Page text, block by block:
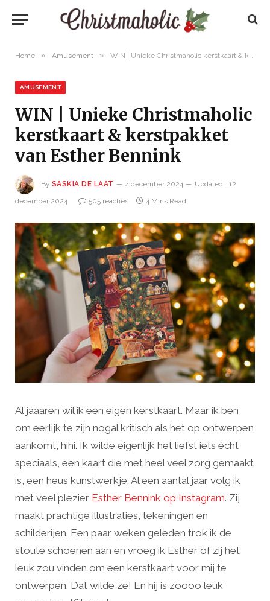
Home » Amusement » WIN | Unieke Christmaholic kerstkaart & kerstpakket van Esther Bennink
AMUSEMENT
WIN | Unieke Christmaholic
kerstkaart & kerstpakket
van Esther Bennink
By SASKIA DE LAAT 4 december 2024 Updated: 12
december 2024
505 reacties 4 Mins Read
Al jáaaren wil ik een eigen kerstkaart. Maar ik ben
om eerlijk te zijn nogal kritisch als het op ontwerpen
aankomt, hihi. Ik wilde eigenlijk het liefst iets écht
speciaals, een kaart die met heel veel zorg gemaakt
is, een heus kunstwerkje. Al een aantal jaar volg ik
met veel plezier Esther Bennink op Instagram. Zij
maakt prachtige illustraties, tekeningen en
schilderijen. Een paar weken geleden trok ik de
stoute schoenen aan en vroeg ik Esther of zij het
leuk zou vinden om een kerstkaart voor mij te
ontwerpen. Dat wilde ze! En hij is zoooo leuk